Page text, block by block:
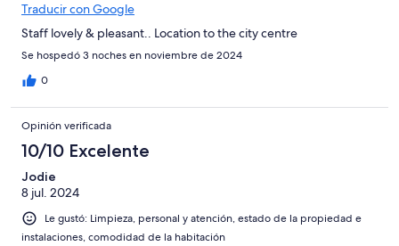
Traducir con Google
Staff lovely & pleasant.. Location to the city centre
Se hospedó 3 noches en noviembre de 2024
0
Opinión verificada
10/10 Excelente
Jodie
8 jul. 2024
Le gustó: Limpieza, personal y atención, estado de la propiedad e
instalaciones, comodidad de la habitación